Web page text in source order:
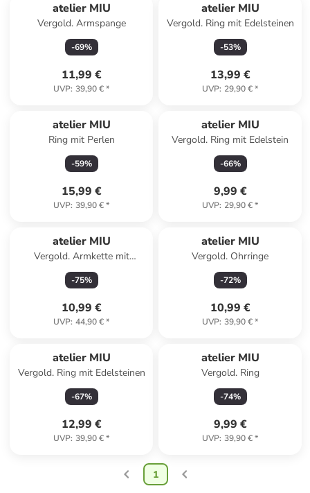
atelier MIU
Vergold. Armspange
-69%
11,99 €
UVP: 39,90 €*
atelier MIU
Vergold. Ring mit Edelsteinen
-53%
13,99 €
UVP: 29,90 €*
atelier MIU
Ring mit Perlen
-59%
15,99 €
UVP: 39,90 €*
atelier MIU
Vergold. Ring mit Edelstein
-66%
9,99 €
UVP: 29,90 €*
atelier MIU
Vergold. Armkette mit
Schmuckelement
-75%
10,99 €
UVP: 44,90 €*
atelier MIU
Vergold. Ohrringe
-72%
10,99 €
UVP: 39,90 €*
atelier MIU
Vergold. Ring mit Edelsteinen
-67%
12,99 €
UVP: 39,90 €*
atelier MIU
Vergold. Ring
-74%
9,99 €
UVP: 39,90 €*
1